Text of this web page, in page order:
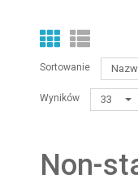
Sortowanie
Wyników 33
Non-